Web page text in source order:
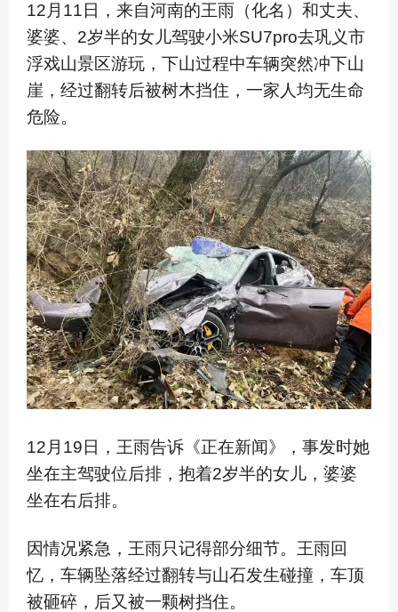
12月11日，来自河南的王雨（化名）和丈夫、
婆婆、2岁半的女儿驾驶小米SU7pro去巩义市
浮戏山景区游玩，下山过程中车辆突然冲下山
崖，经过翻转后被树木挡住，一家人均无生命
危险。
12月19日，王雨告诉《正在新闻》，事发时她
坐在主驾驶位后排，抱着2岁半的女儿，婆婆
坐在右后排。
因情况紧急，王雨只记得部分细节。王雨回
忆，车辆坠落经过翻转与山石发生碰撞，车顶
被砸碎，后又被一颗树挡住。